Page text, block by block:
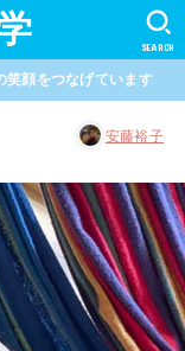
SEARCH
笑顔をつなげています
安藤裕子